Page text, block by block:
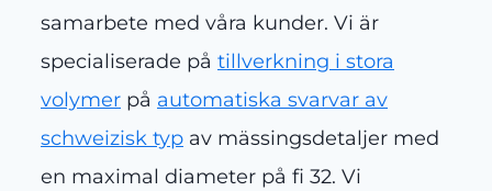
samarbete med våra kunder. Vi är
specialiserade på tillverkning i stora
volymer på automatiska svarvar av
schweizisk typ av mässingsdetaljer med
en maximal diameter på fi 32. Vi